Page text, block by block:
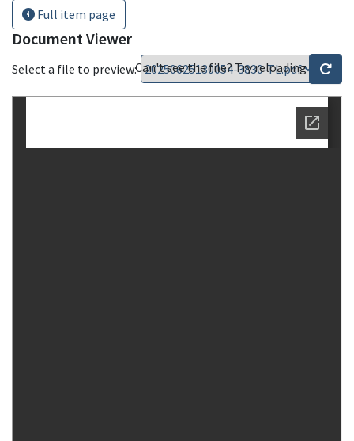
Full item page
Document Viewer
Select a file to preview:Can't see the file? Try reloading